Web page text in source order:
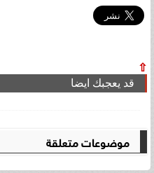
⇧
قد يعجبك ايضا
موضوعات متعلقة